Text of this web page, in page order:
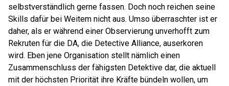
selbstverständlich gerne fassen. Doch noch reichen seine
Skills dafür bei Weitem nicht aus. Umso überraschter ist er
daher, als er während einer Observierung unverhofft zum
Rekruten für die DA, die Detective Alliance, auserkoren
wird. Eben jene Organisation stellt nämlich einen
Zusammenschluss der fähigsten Detektive dar, die aktuell
mit der höchsten Priorität ihre Kräfte bündeln wollen, um